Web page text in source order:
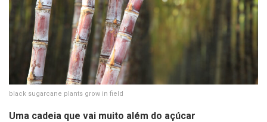
black sugarcane plants grow in field
Uma cadeia que vai muito além do açúcar